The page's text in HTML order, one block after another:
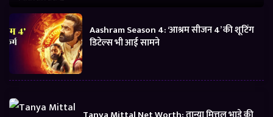
Aashram Season 4: ‘आश्रम सीजन 4’ की शूटिंग
डिटेल्स भी आई सामने